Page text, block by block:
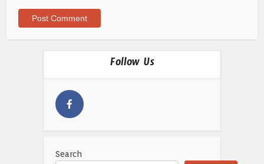
Follow Us
Search